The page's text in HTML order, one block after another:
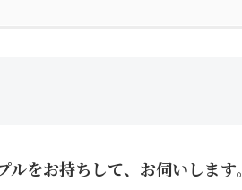
をお持ちして、お伺いします。